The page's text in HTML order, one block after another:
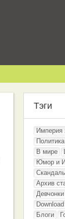
Тэги
Империя
Политика
В мире
Юмор и
Архив
Девчонки
Download
Блоги